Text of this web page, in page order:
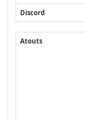
Discord
Atouts